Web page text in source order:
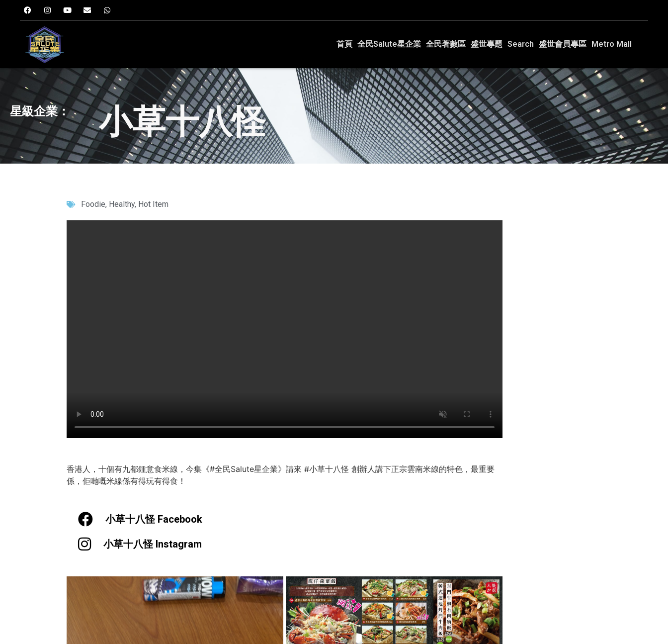
首頁 全民Salute星企業 全民著數區 盛世專題 Search 盛世會員專區 Metro Mall
星級企業： 小草十八怪
Foodie, Healthy, Hot Item
香港人，十個有九都鍾意食米線，今集《#全民Salute星企業》請來 #小草十八怪 創辦人講下正宗雲南米線的特色，最重要
係，佢哋嘅米線係有得玩有得食！
小草十八怪 Facebook
小草十八怪 Instagram